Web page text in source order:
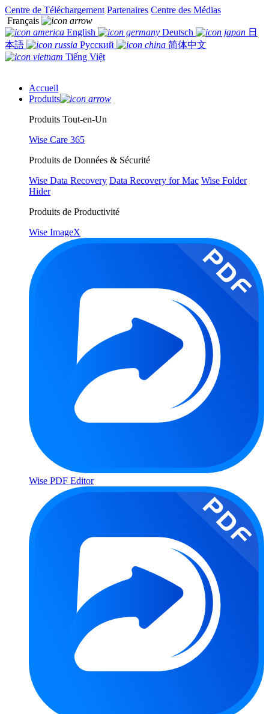
Centre de Téléchargement Partenaires Centre des Médias
Français
English
Deutsch
日
本語
Русский
简体中文
Tiếng Việt
Accueil
Produits
Produits Tout-en-Un
Wise Care 365
Produits de Données & Sécurité
Wise Data Recovery Data Recovery for Mac Wise Folder
Hider
Produits de Productivité
Wise ImageX
Wise PDF Editor